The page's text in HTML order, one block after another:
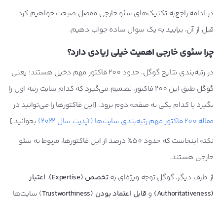
در ادامه راجع‌به تکنیک‌های سئو خارجی مفصل صبحت خواهیم کرد.
قبل از آن، بیایید به یک سوال ساده جواب دهیم.
چرا سئوی خارجی اهمیت خیلی زیادی دارد؟
در رتبه‌بندی نتایج گوگل، حدود 200 فاکتور مهم دخیل هستند؛ یعنی
گوگل طبق این 200 فاکتور، تصمیم می‌گیرد که کدام سایت رتبه اول را
بگیرد یا کدام یکی به صفحه دوم برود. [این فاکتورها را می‌توانید در
مقاله 200 فاکتور مهم رتبه‌بندی سایت‌ها (آپدیت سال 2022)
بخوانید.]
نکته اینجاست که حدود 50% درصد از این فاکتورها، مربوط به سئو
خارجی هستند.
از طرف دیگر، گوگل توجه ویژه‌ای بهتخصص (Expertise) ، اعتبار
(Authoritativeness)
و قابل اعتماد بودن (Trustworthiness
) سایت‌ها